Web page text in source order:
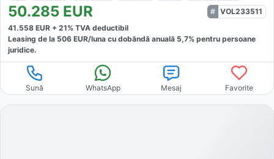
50.285 EUR
VOL233511
41.558 EUR + 21% TVA deductibil
Leasing de la 506 EUR/luna cu dobăndă anuală 5,7% pentru persoane
juridice.
Sună WhatsApp Mesaj Favorite